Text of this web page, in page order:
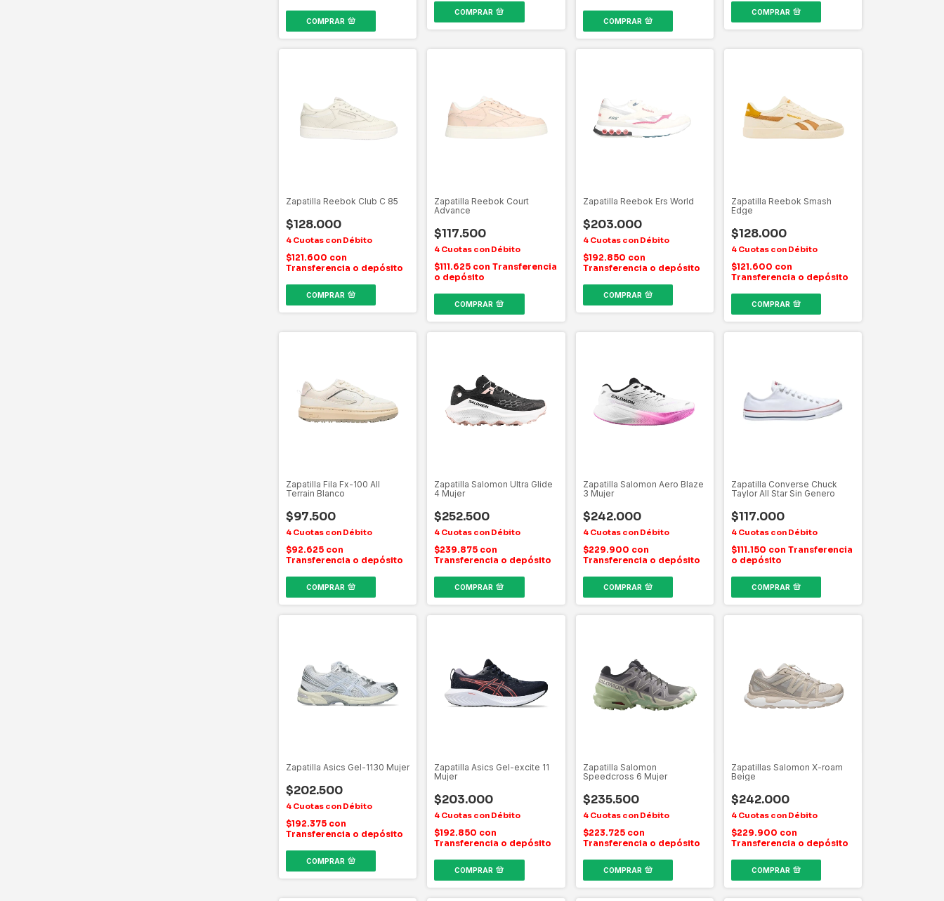
COMPRAR
COMPRAR
COMPRAR
COMPRAR
Zapatilla Reebok Club C 85
$128.000
$121.600 con
Transferencia o depósito
COMPRAR
Zapatilla Reebok Court
Advance
$117.500
$111.625 con Transferencia
o depósito
COMPRAR
Zapatilla Reebok Ers World
$203.000
$192.850 con
Transferencia o depósito
COMPRAR
Zapatilla Reebok Smash
Edge
$128.000
$121.600 con
Transferencia o depósito
COMPRAR
Zapatilla Fila Fx-100 All
Terrain Blanco
$97.500
$92.625 con
Transferencia o depósito
COMPRAR
Zapatilla Salomon Ultra Glide
4 Mujer
$252.500
$239.875 con
Transferencia o depósito
COMPRAR
Zapatilla Salomon Aero Blaze
3 Mujer
$242.000
$229.900 con
Transferencia o depósito
COMPRAR
Zapatilla Converse Chuck
Taylor All Star Sin Genero
$117.000
$111.150 con Transferencia
o depósito
COMPRAR
Zapatilla Asics Gel-1130 Mujer
$202.500
$192.375 con
Transferencia o depósito
COMPRAR
Zapatilla Asics Gel-excite 11
Mujer
$203.000
$192.850 con
Transferencia o depósito
COMPRAR
Zapatilla Salomon
Speedcross 6 Mujer
$235.500
$223.725 con
Transferencia o depósito
COMPRAR
Zapatillas Salomon X-roam
Beige
$242.000
$229.900 con
Transferencia o depósito
COMPRAR